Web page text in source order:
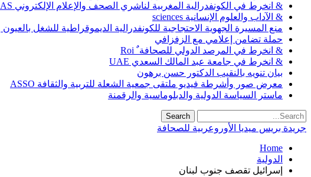
& انخرط في الكونفدرالية المغربية لناشري الصحف والإعلام الإلكتروني MEDIAS
& الآداب والعلوم الإنسانية sciences
منع المسيرة الجهوية الاحتجاجية للكونفدرالية الديموقراطية للشغل
حملة تضامن إعلامي مع الزفزافي
& انخرط في المرصد الدولي للصحافة ٌ Roi
& انخرط في جامعة عبد المالك السعدي UAE
بيان تنويه بالنقيب الدكتور حسن برهون
معرض صور وأشرطة فيديو ملتقى جمعية الشعلة للتربية والثقافة ASSO
ماستر السياسة الدولية والدبلوماسية والرقمنة
جريدة بريس ميديا الأوروعربية للصحافة
Home
الدولية
إسرائيل تقصف جنوب لبنان